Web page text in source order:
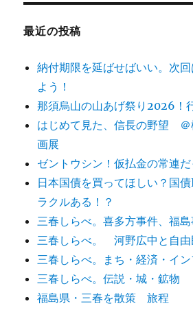
ン
最近の投稿
納付期限を延ばせばいい。次
よう！
那須烏山の山あげ祭り2026！
はじめて見た、信長の野望 ＠
画展
ゼントウシン！仮払金の常連だ
日本国債を買ってほしい？国
ラクルある！？
三春しらべ。喜多方事件、福
三春しらべ。 河野広中と自由
三春しらべ。まち・経済・イ
三春しらべ。伝説・城・鉱物
福島県・三春を散策 旅程